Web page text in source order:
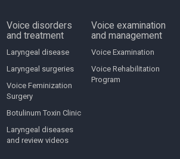
Voice disorders
and treatment
Laryngeal disease
Laryngeal surgeries
Voice Feminization
Surgery
Botulinum Toxin Clinic
Laryngeal diseases
and review videos
Voice examination
and management
Voice Examination
Voice Rehabilitation
Program